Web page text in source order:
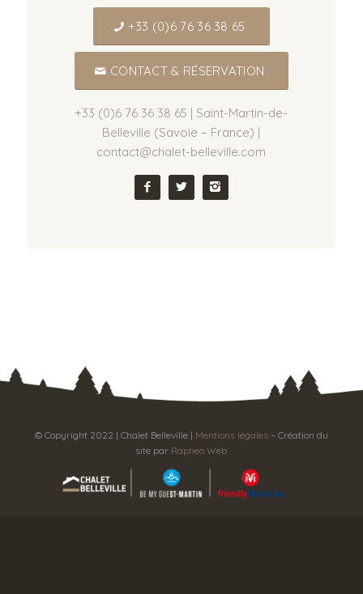
+33 (0)6 76 36 38 65
CONTACT & RÉSERVATION
+33 (0)6 76 36 38 65 | Saint-Martin-de-
Belleville (Savoie – France) |
contact@chalet-belleville.com
© Copyright 2022 | Chalet Belleville | Mentions légales– Création du
site par Rapheo Web